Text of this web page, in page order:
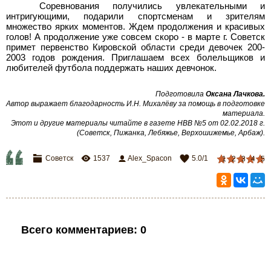
Соревнования получились увлекательными и
интригующими, подарили спортсменам и зрителям
множество ярких моментов. Ждем продолжения и красивых
голов! А продолжение уже совсем скоро - в марте г. Советск
примет первенство Кировской области среди девочек 200-
2003 годов рождения. Приглашаем всех болельщиков и
любителей футбола поддержать наших девчонок.
Подготовила Оксана Лачкова.
Автор выражает благодарность И.Н. Михалёву за помощь в подготовке
материала.
Этот и другие материалы читайте в газете НВВ №5 от 02.02.2018 г.
(Советск, Пижанка, Лебяжье, Верхошижемье, Арбаж).
1 2 3 4 5
Советск 1537 Alex_Spacon 5.0/1
Всего комментариев: 0